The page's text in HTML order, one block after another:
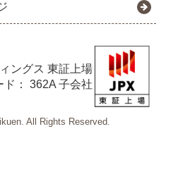
ングス 東証上場
ド： 362A 子会社
All Rights Reserved.